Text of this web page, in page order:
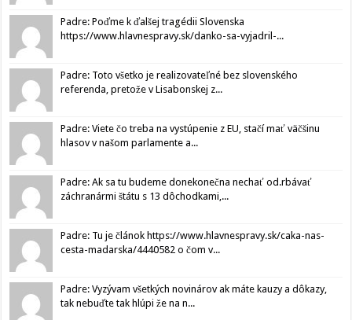
Padre: Poďme k ďalšej tragédii Slovenska
https://www.hlavnespravy.sk/danko-sa-vyjadril-...
Padre: Toto všetko je realizovateľné bez slovenského
referenda, pretože v Lisabonskej z...
Padre: Viete čo treba na vystúpenie z EU, stačí mať väčšinu
hlasov v našom parlamente a...
Padre: Ak sa tu budeme donekonečna nechať od.rbávať
záchranármi štátu s 13 dôchodkami,...
Padre: Tu je článok https://www.hlavnespravy.sk/caka-nas-
cesta-madarska/4440582 o čom v...
Padre: Vyzývam všetkých novinárov ak máte kauzy a dôkazy,
tak nebuďte tak hlúpi že na n...